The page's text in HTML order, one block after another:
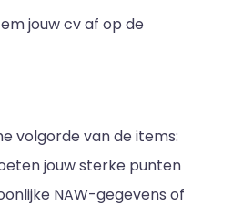
jouw cv af op de
volgorde van de items:
jouw sterke punten
NAW-gegevens of